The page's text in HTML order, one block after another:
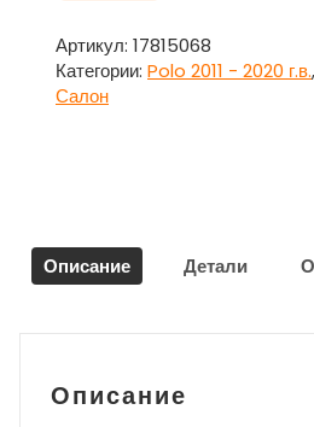
внутренняя
зеркала
без
/
Volkswagen
г.в.
Артикул: 17815068
Категории: Polo 2011 - 2020 г.в.,
Салон
Описание Детали
Описание